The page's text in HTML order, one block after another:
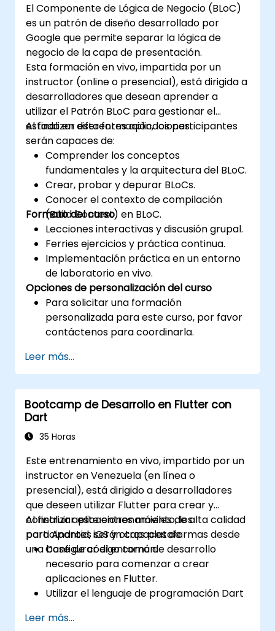
El Componente de Lógica de Negocio (BLoC)
es un patrón de diseño desarrollado por
Google que permite separar la lógica de
negocio de la capa de presentación.
Esta formación en vivo, impartida por un
instructor (online o presencial), está dirigida a
desarrolladores que desean aprender a
utilizar el Patrón BLoC para gestionar el
estado en diferentes aplicaciones.
Al finalizar esta formación, los participantes
serán capaces de:
Comprender los conceptos
fundamentales y la arquitectura del BLoC.
Crear, probar y depurar BLoCs.
Conocer el contexto de compilación
(Build Context) en BLoC.
Formato del curso
Lecciones interactivas y discusión grupal.
Ferries ejercicios y práctica continua.
Implementación práctica en un entorno
de laboratorio en vivo.
Opciones de personalización del curso
Para solicitar una formación
personalizada para este curso, por favor
contáctenos para coordinarla.
Leer más...
Bootcamp de Desarrollo en Flutter con
Dart
35 Horas
Este entrenamiento en vivo, impartido por un
instructor en Venezuela (en línea o
presencial), está dirigido a desarrolladores
que deseen utilizar Flutter para crear y
construir aplicaciones móviles de alta calidad
para Android, iOS y otras plataformas desde
una base de código común.
Al finalizar este entrenamiento, los
participantes serán capaces de:
Configurar el entorno de desarrollo
necesario para comenzar a crear
aplicaciones en Flutter.
Utilizar el lenguaje de programación Dart
las aplicaciones.
Leer más...